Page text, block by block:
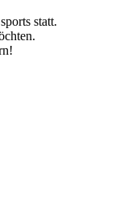
statt.